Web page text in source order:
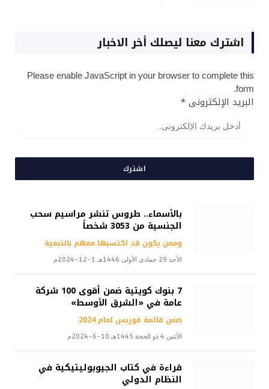
اشترك معنا ليصلك أخر الاخبار
Please enable JavaScript in your browser to complete this
form.
البريد الإلكترونى*
اشترك
بالأسماء.. طروس تنشر مراسيم سحب
الجنسية من 3053 شخصاً
وممن يكون قد اكتسبها معهم بالتبعية
الأحد 29 جمادى الأولى 1446هـ 1-12-2024م
7 بنوك كويتية ضمن أقوى 100 شركة
عامة في «الشرق الأوسط»
ضمن قائمة فوربس لعام 2024
الأثنين 4 ذو الحجة 1445هـ 10-6-2024م
قراءة في كتاب الجيوبوليتيكية في
النظام الدولي